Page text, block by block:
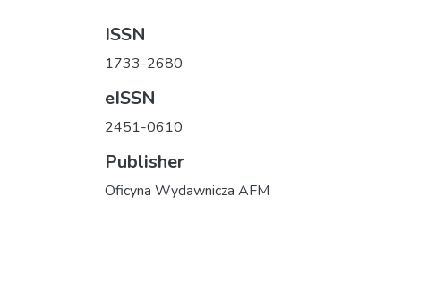
ISSN
1733-2680
eISSN
2451-0610
Publisher
Oficyna Wydawnicza AFM